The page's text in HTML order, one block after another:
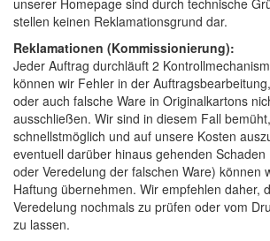
unserer Homepage sind durch technische
stellen keinen Reklamationsgrund dar.
Reklamationen (Kommissionierung):
Jeder Auftrag durchläuft 2
können wir Fehler in der
oder auch falsche Ware in Originalkartons
ausschließen. Wir sind in diesem Fall
schnellstmöglich und auf unsere Kosten
eventuell darüber hinaus gehenden
oder Veredelung der falschen Ware) können
Haftung übernehmen. Wir empfehlen daher,
Veredelung nochmals zu prüfen oder vom
zu lassen.